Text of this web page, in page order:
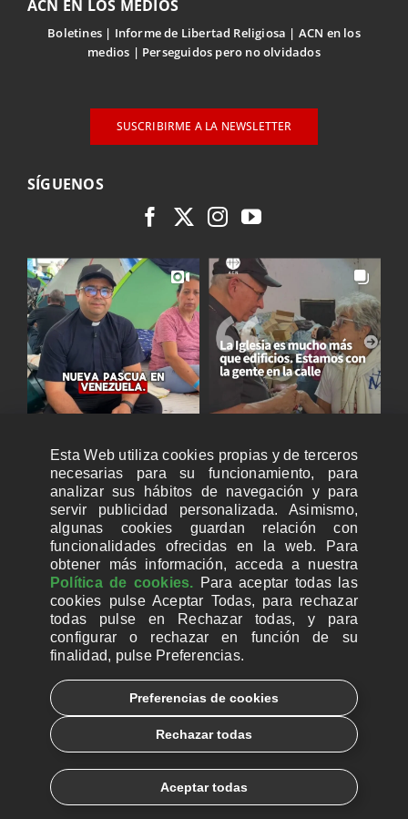
ACN EN LOS MEDIOS
Boletines Informe de Libertad Religiosa
ACN en los
medios
Perseguidos pero no olvidados
SUSCRIBIRME A LA NEWSLETTER
SÍGUENOS
CUENTAS BANCARIAS PARA DONAR
Galego
Español
Esta Web utiliza cookies propias y de terceros
necesarias para su funcionamiento, para
analizar sus hábitos de navegación y para
servir publicidad personalizada. Asimismo,
algunas cookies guardan relación con
funcionalidades ofrecidas en la web. Para
obtener más información, acceda a nuestra
Política de cookies. Para aceptar todas las
cookies pulse Aceptar Todas, para rechazar
todas pulse en Rechazar todas, y para
configurar o rechazar en función de su
finalidad, pulse Preferencias.
Preferencias de cookies
Rechazar todas
Aceptar todas